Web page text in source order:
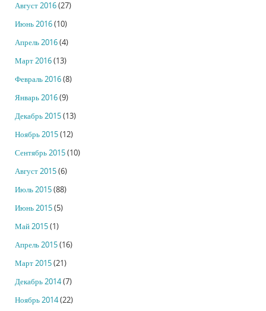
Август 2016(27)
Июнь 2016(10)
Апрель 2016(4)
Март 2016(13)
Февраль 2016(8)
Январь 2016(9)
Декабрь 2015(13)
Ноябрь 2015(12)
Сентябрь 2015(10)
Август 2015(6)
Июль 2015(88)
Июнь 2015(5)
Май 2015(1)
Апрель 2015(16)
Март 2015(21)
Декабрь 2014(7)
Ноябрь 2014(22)